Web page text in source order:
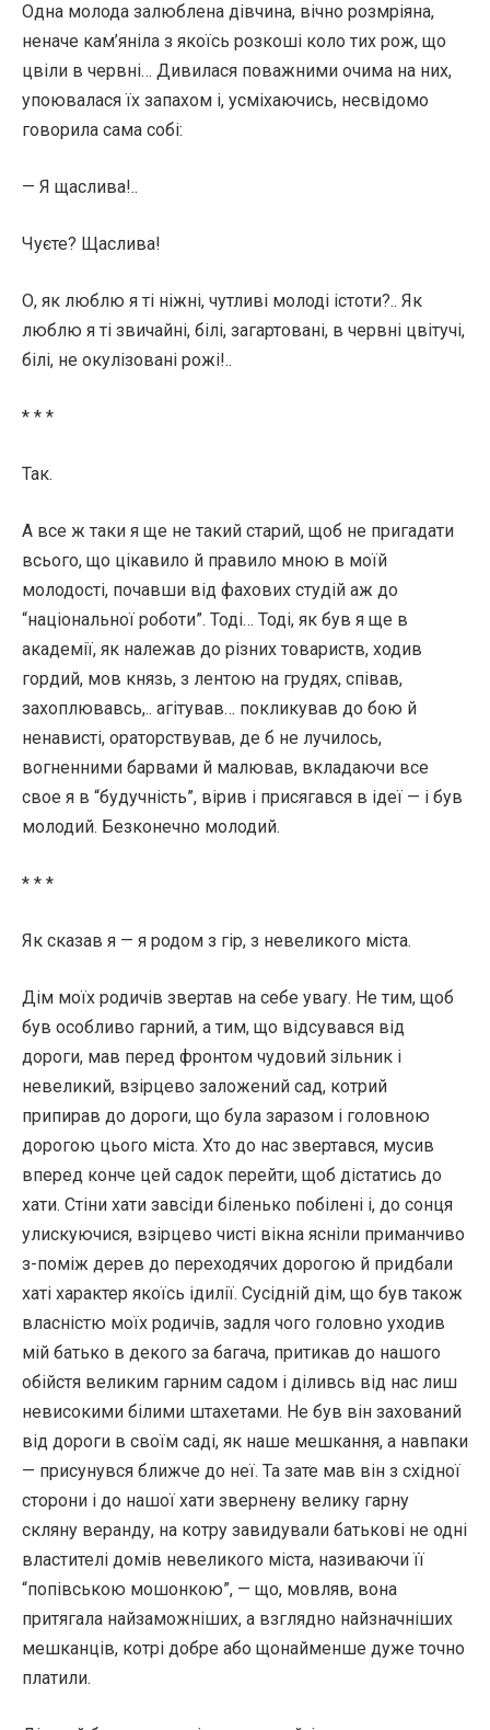
Одна молода залюблена дівчина, вічно розмріяна,
неначе кам’яніла з якоїсь розкоші коло тих рож, що
цвіли в червні… Дивилася поважними очима на них,
упоювалася їх запахом і, усміхаючись, несвідомо
говорила сама собі:
— Я щаслива!..
Чуєте? Щаслива!
О, як люблю я ті ніжні, чутливі молоді істоти?.. Як
люблю я ті звичайні, білі, загартовані, в червні цвітучі,
білі, не окулізовані рожі!..
* * *
Так.
А все ж таки я ще не такий старий, щоб не пригадати
всього, що цікавило й правило мною в моїй
молодості, почавши від фахових студій аж до
“національної роботи”. Тоді… Тоді, як був я ще в
академії, як належав до різних товариств, ходив
гордий, мов князь, з лентою на грудях, співав,
захоплювавсь,.. агітував… покликував до бою й
ненависті, ораторствував, де б не лучилось,
вогненними барвами й малював, вкладаючи все
свое я в “будучність”, вірив і присягався в ідеї — і був
молодий. Безконечно молодий.
* * *
Як сказав я — я родом з гір, з невеликого міста.
Дім моїх родичів звертав на себе увагу. Не тим, щоб
був особливо гарний, а тим, що відсувався від
дороги, мав перед фронтом чудовий зільник і
невеликий, взірцево заложений сад, котрий
припирав до дороги, що була заразом і головною
дорогою цього міста. Хто до нас звертався, мусив
вперед конче цей садок перейти, щоб дістатись до
хати. Стіни хати завсіди біленько побілені і, до сонця
улискуючися, взірцево чисті вікна ясніли приманчиво
з-поміж дерев до переходячих дорогою й придбали
хаті характер якоїсь ідилії. Сусідній дім, що був також
власністю моїх родичів, задля чого головно уходив
мій батько в декого за багача, притикав до нашого
обійстя великим гарним садом і діливсь від нас лиш
невисокими білими штахетами. Не був він захований
від дороги в своїм саді, як наше мешкання, а навпаки
— присунувся ближче до неї. Та зате мав він з східної
сторони і до нашої хати звернену велику гарну
скляну веранду, на котру завидували батькові не одні
властителі домів невеликого міста, називаючи її
“попівською мошонкою”, — що, мовляв, вона
притягала найзаможніших, а взглядно найзначніших
мешканців, котрі добре або щонайменше дуже точно
платили.